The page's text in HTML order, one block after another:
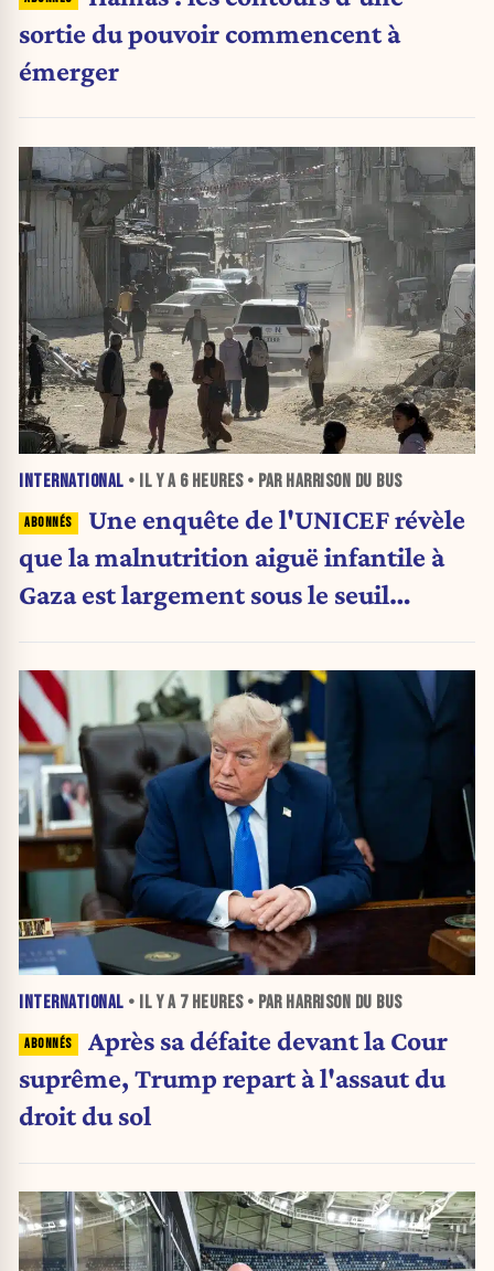
sortie du pouvoir commencent à
émerger
INTERNATIONAL • IL Y A 6 HEURES• PAR HARRISON DU BUS
Une enquête de l'UNICEF révèle
que la malnutrition aiguë infantile à
Gaza est largement sous le seuil
INTERNATIONAL • IL Y A 7 HEURES• PAR HARRISON DU BUS
Après sa défaite devant la Cour
suprême, Trump repart à l'assaut du
droit du sol